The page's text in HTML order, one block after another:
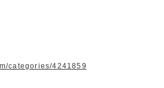
categories/4241859